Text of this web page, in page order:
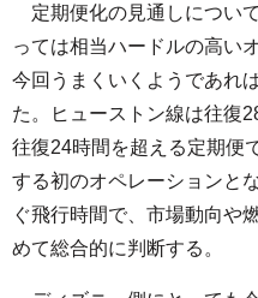
定期便化の見通しについ
っては相当ハードルの高い
今回うまくいくようであれ
た。ヒューストン線は往復
往復24時間を超える定期便
する初のオペレーションと
ぐ飛行時間で、市場動向や
めて総合的に判断する。